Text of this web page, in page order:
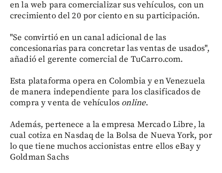
en la web para comercializar sus vehículos, con un
crecimiento del 20 por ciento en su participación.
"Se convirtió en un canal adicional de las
concesionarias para concretar las ventas de usados",
añadió el gerente comercial de TuCarro.com.
Esta plataforma opera en Colombia y en Venezuela
de manera independiente para los clasificados de
compra y venta de vehículos online.
Además, pertenece a la empresa Mercado Libre, la
cual cotiza en Nasdaq de la Bolsa de Nueva York, por
lo que tiene muchos accionistas entre ellos eBay y
Goldman Sachs